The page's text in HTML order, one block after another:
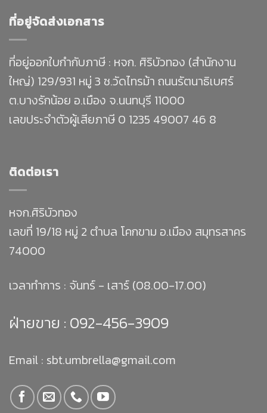
ที่อยู่จัดส่งเอกสาร
ที่อยู่ออกใบกำกับภาษี : หจก. ศิริบัวทอง (สำนักงาน
ใหญ่) 129/931 หมู่ 3 ซ.วัดไทรม้า ถนนรัตนาธิเบศร์
ต.บางรักน้อย อ.เมือง จ.นนทบุรี 11000
เลขประจำตัวผู้เสียภาษี 0 1235 49007 46 8
ติดต่อเรา
หจก.ศิริบัวทอง
เลขที่ 19/18 หมู่ 2 ตำบล โคกขาม อ.เมือง สมุทรสาคร
74000
เวลาทำการ : จันทร์ - เสาร์ (08.00-17.00)
ฝ่ายขาย : 092-456-3909
Email : sbt.umbrella@gmail.com